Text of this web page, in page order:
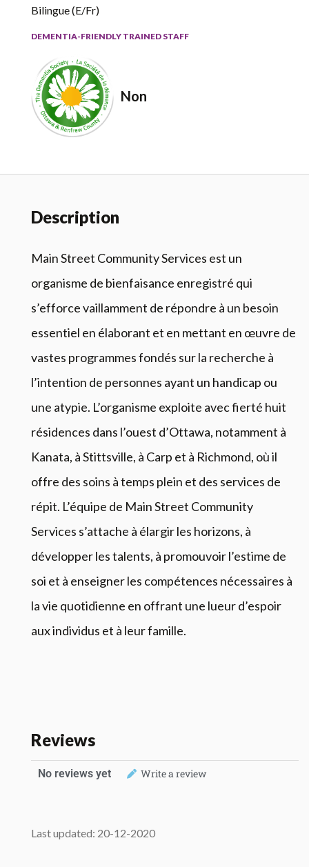
Bilingue (E/Fr)
DEMENTIA-FRIENDLY TRAINED STAFF
Non
Description
Main Street Community Services est un
organisme de bienfaisance enregistré qui
s’efforce vaillamment de répondre à un besoin
essentiel en élaborant et en mettant en œuvre de
vastes programmes fondés sur la recherche à
l’intention de personnes ayant un handicap ou
une atypie. L’organisme exploite avec fierté huit
résidences dans l’ouest d’Ottawa, notamment à
Kanata, à Stittsville, à Carp et à Richmond, où il
offre des soins à temps plein et des services de
répit. L’équipe de Main Street Community
Services s’attache à élargir les horizons, à
développer les talents, à promouvoir l’estime de
soi et à enseigner les compétences nécessaires à
la vie quotidienne en offrant une lueur d’espoir
aux individus et à leur famille.
Reviews
No reviews yet Write a review
Last updated: 20-12-2020